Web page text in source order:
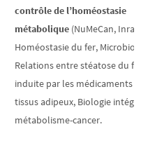
contrôle de l’homéostasie
métabolique (NuMeCan, Inra,
Homéostasie du fer,
Relations entre stéatose du
induite par les médicaments
tissus adipeux, Biologie
métabolisme-cancer.